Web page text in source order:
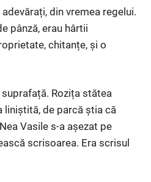
din vremea regelui.
pânză, erau hârtii
chitanțe, și o
Rozița stătea
liniștită, de parcă știa că
Vasile s-a așezat pe
scrisoarea. Era scrisul